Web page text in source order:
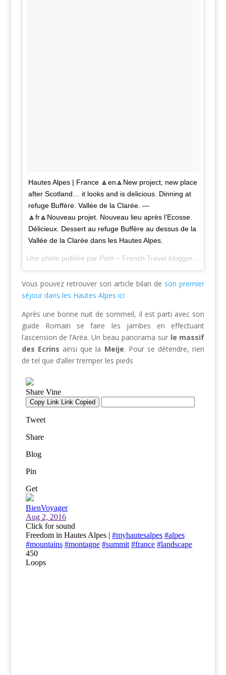
Hautes Alpes | France 🔼en🔼New project, new place
after Scotland… it looks and is delicious. Dinning at
refuge Buffère. Vallée de la Clarée. —
🔼fr🔼Nouveau projet. Nouveau lieu après l’Ecosse.
Délicieux. Dessert au refuge Buffère au dessus de la
Vallée de la Clarée dans les Hautes Alpes.
Vous pouvez retrouver son article bilan de son premier
séjour dans les Hautes Alpes ici
Après une bonne nuit de sommeil, il est parti avec son
guide Romain se faire les jambes en effectuant
l’ascension de l’Aréa. Un beau panorama sur le massif
des Ecrins ainsi que la Meije. Pour se détendre, rien
de tel que d’aller tremper les pieds